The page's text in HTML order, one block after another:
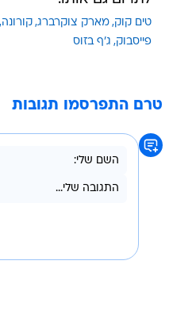
טים קוק מארק צוקרברג קורונה
פייסבוק ג'ף בזוס
טרם התפרסמו תגובות